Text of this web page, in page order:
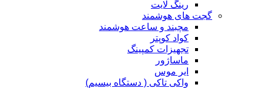
رینگ لایت
گجت های هوشمند
مچبند و ساعت هوشمند
کواد کوپتر
تجهیزات کمپینگ
ماساژور
ایر موس
واکی تاکی ( دستگاه بیسیم)